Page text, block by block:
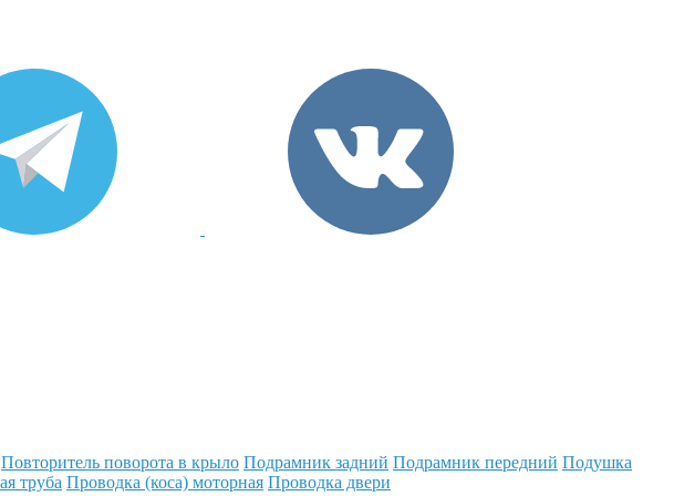
Повторитель поворота в крыло Подрамник задний Подрамник передний Подушка
труба Проводка (коса) моторная Проводка двери